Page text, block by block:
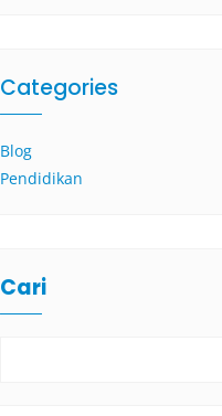
Categories
Blog
Pendidikan
Cari